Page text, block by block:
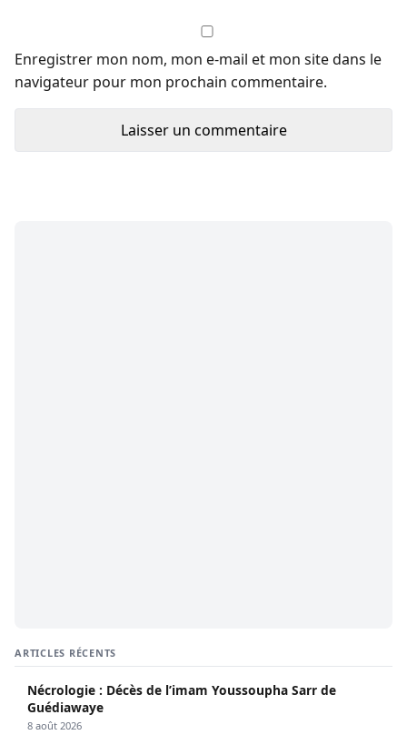
Enregistrer mon nom, mon e-mail et mon site dans le
navigateur pour mon prochain commentaire.
ARTICLES RÉCENTS
Nécrologie : Décès de l’imam Youssoupha Sarr de
Guédiawaye
8 août 2026